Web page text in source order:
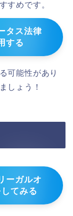
すめです。
タス法律
する
可能性があり
しょう！
ーガルオ
てみる